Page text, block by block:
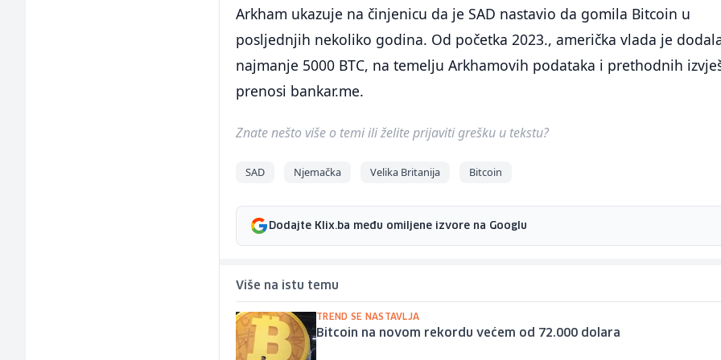
Arkham ukazuje na činjenicu da je SAD nastavio da gomila Bitcoin u
posljednjih nekoliko godina. Od početka 2023., američka vlada je
najmanje 5000 BTC, na temelju Arkhamovih podataka i prethodnih
prenosi bankar.me.
Znate nešto više o temi ili želite prijaviti grešku u tekstu?
SAD Njemačka Velika Britanija Bitcoin
Dodajte Klix.ba među omiljene izvore na Googlu
Više na istu temu
TREND SE NASTAVLJA
Bitcoin na novom rekordu većem od 72.000 dolara